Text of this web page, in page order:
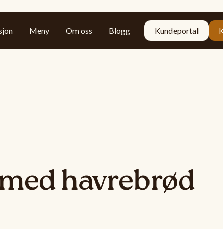
Meny Om oss Blogg Kundeportal
havrebrød